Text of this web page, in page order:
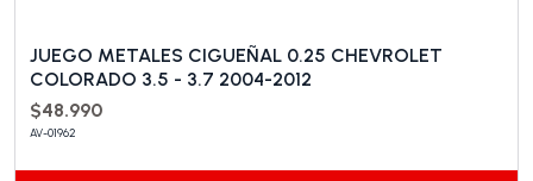
JUEGO METALES CIGUEÑAL 0.25 CHEVROLET
COLORADO 3.5 - 3.7 2004-2012
$48.990
AV-01962